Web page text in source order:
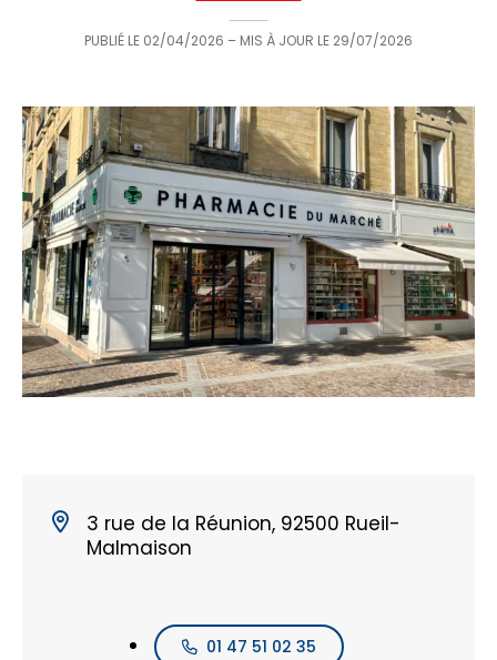
PUBLIÉ LE 02/04/2026 – MIS À JOUR LE 29/07/2026
3 rue de la Réunion, 92500 Rueil-
Malmaison
01 47 51 02 35